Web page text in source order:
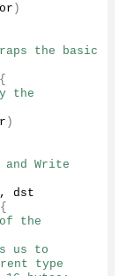
)
the basic
{
the
)
and Write
dst
{
the
us to
type